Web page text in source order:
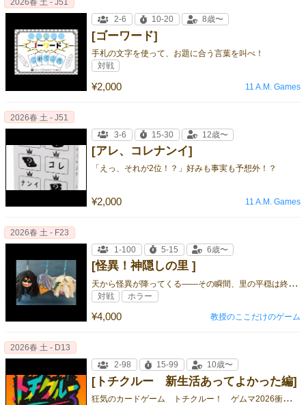
[ゴーワード]
手札の文字を使って、お題に合う言葉を叫べ！
¥2,000
2026春 土 - J51
2-6
10-20 8歳〜
対戦
11 A.M. Games
[アレ、コレナンイ]
「えっ、それが2位！？」好みも事実も予想外！？
¥2,000
2026春 土 - J51
3-6
15-30 12歳〜
11 A.M. Games
[怪異！神隠しの里 ]
天
から怪異が降ってくる――その瞬間、里の平穏は終わりを告げる
¥4,000
2026春 土 - F23
1-100
5-15 6歳〜
対戦 ホラー
教授のここだけのゲーム
[トチクルー 新生活あってよかった編]
狂
気のカードゲーム トチクルー！ ゲムマ2026衝撃の新バージョン登場！！
2026春 土 - D13
2-98
15-99 10歳〜